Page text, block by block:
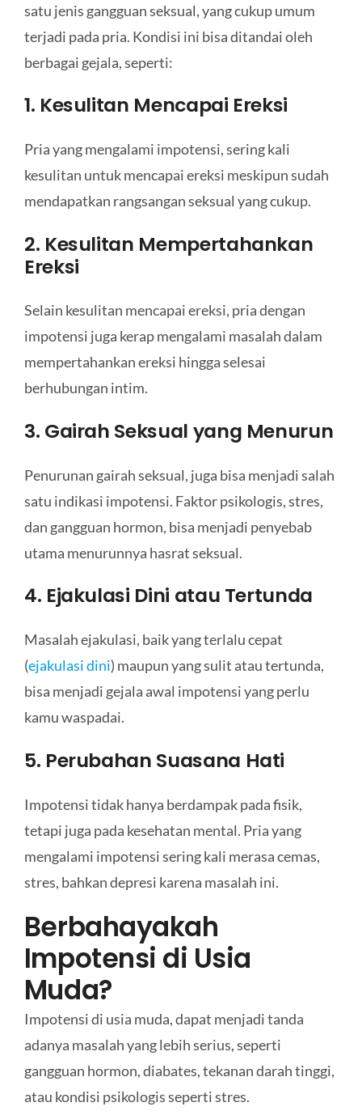
satu jenis gangguan seksual, yang cukup umum
terjadi pada pria. Kondisi ini bisa ditandai oleh
berbagai gejala, seperti:
1. Kesulitan Mencapai Ereksi
Pria yang mengalami impotensi, sering kali
kesulitan untuk mencapai ereksi meskipun sudah
mendapatkan rangsangan seksual yang cukup.
2. Kesulitan Mempertahankan
Ereksi
Selain kesulitan mencapai ereksi, pria dengan
impotensi juga kerap mengalami masalah dalam
mempertahankan ereksi hingga selesai
berhubungan intim.
3. Gairah Seksual yang Menurun
Penurunan gairah seksual, juga bisa menjadi salah
satu indikasi impotensi. Faktor psikologis, stres,
dan gangguan hormon, bisa menjadi penyebab
utama menurunnya hasrat seksual.
4. Ejakulasi Dini atau Tertunda
Masalah ejakulasi, baik yang terlalu cepat
(ejakulasi dini) maupun yang sulit atau tertunda,
bisa menjadi gejala awal impotensi yang perlu
kamu waspadai.
5. Perubahan Suasana Hati
Impotensi tidak hanya berdampak pada fisik,
tetapi juga pada kesehatan mental. Pria yang
mengalami impotensi sering kali merasa cemas,
stres, bahkan depresi karena masalah ini.
Berbahayakah
Impotensi di Usia
Muda?
Impotensi di usia muda, dapat menjadi tanda
adanya masalah yang lebih serius, seperti
gangguan hormon, diabates, tekanan darah tinggi,
atau kondisi psikologis seperti stres.